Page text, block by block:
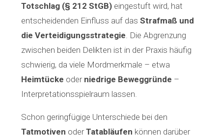
Totschlag (§ 212 StGB)eingestuft wird, hat
entscheidenden Einfluss auf das Strafmaß und
die Verteidigungsstrategie . Die Abgrenzung
zwischen beiden Delikten ist in der Praxis häufig
schwierig, da viele Mordmerkmale – etwa
Heimtücke oder niedrige Beweggründe –
Interpretationsspielraum lassen.
Schon geringfügige Unterschiede bei den
Tatmotiven oderTatabläufen können darüber